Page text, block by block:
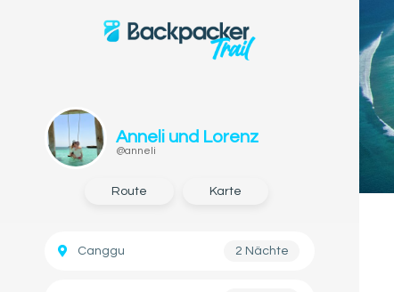
Anneli und Lorenz
@anneli
Route Karte
Canggu 2 Nächte